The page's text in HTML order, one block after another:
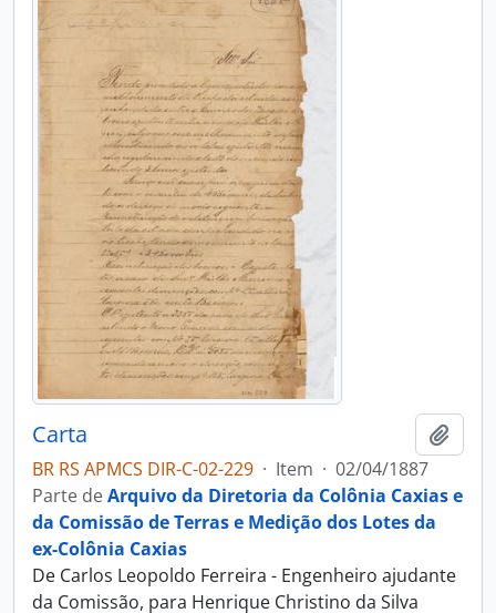
Carta
BR RS APMCS DIR-C-02-229 · Item · 02/04/1887
Parte deArquivo da Diretoria da Colônia Caxias e
da Comissão de Terras e Medição dos Lotes da
ex-Colônia Caxias
De Carlos Leopoldo Ferreira - Engenheiro ajudante
da Comissão, para Henrique Christino da Silva